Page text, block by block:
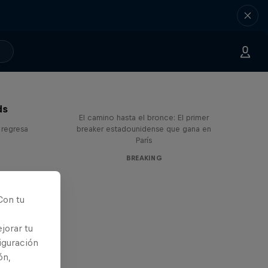
El camino hasta el bronce: El primer
breaker estadounidense que gana en
París
BREAKING
tu
tu